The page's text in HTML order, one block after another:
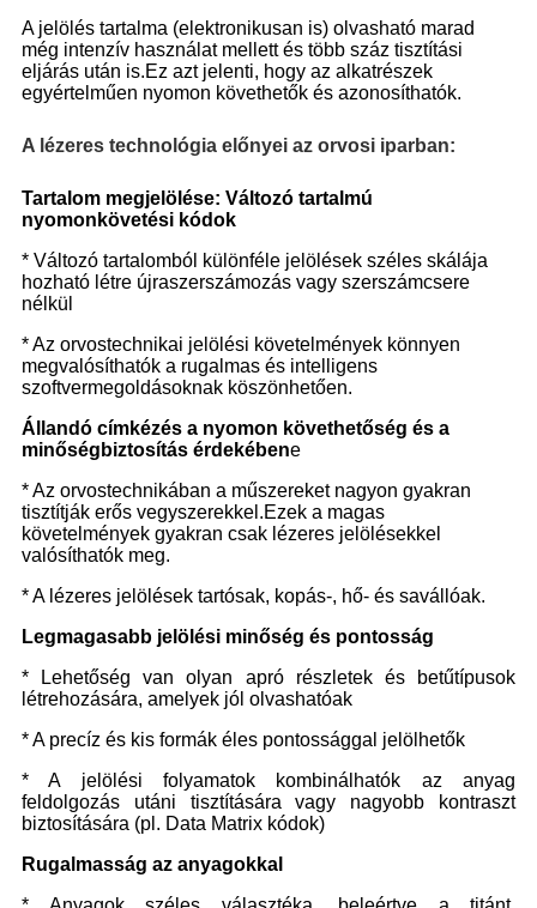
A jelölés tartalma (elektronikusan is) olvasható marad
még intenzív használat mellett és több száz tisztítási
eljárás után is.Ez azt jelenti, hogy az alkatrészek
egyértelműen nyomon követhetők és azonosíthatók.
A lézeres technológia előnyei az orvosi iparban:
Tartalom megjelölése: Változó tartalmú
nyomonkövetési kódok
* Változó tartalomból különféle jelölések széles skálája
hozható létre újraszerszámozás vagy szerszámcsere
nélkül
* Az orvostechnikai jelölési követelmények könnyen
megvalósíthatók a rugalmas és intelligens
szoftvermegoldásoknak köszönhetően.
Állandó címkézés a nyomon követhetőség és a
minőségbiztosítás érdekébene
* Az orvostechnikában a műszereket nagyon gyakran
tisztítják erős vegyszerekkel.Ezek a magas
követelmények gyakran csak lézeres jelölésekkel
valósíthatók meg.
* A lézeres jelölések tartósak, kopás-, hő- és savállóak.
Legmagasabb jelölési minőség és pontosság
* Lehetőség van olyan apró részletek és betűtípusok
létrehozására, amelyek jól olvashatóak
* A precíz és kis formák éles pontossággal jelölhetők
* A jelölési folyamatok kombinálhatók az anyag
feldolgozás utáni tisztítására vagy nagyobb kontraszt
biztosítására (pl. Data Matrix kódok)
Rugalmasság az anyagokkal